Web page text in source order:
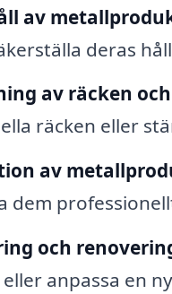
av
deras
av räcken
räcken eller
av
dem
och
anpassa en